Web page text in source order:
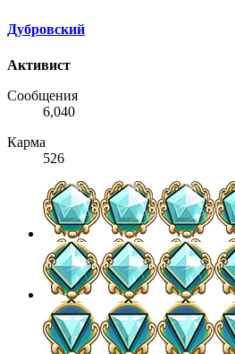
Дубровский
Активист
Сообщения
6,040
Карма
526